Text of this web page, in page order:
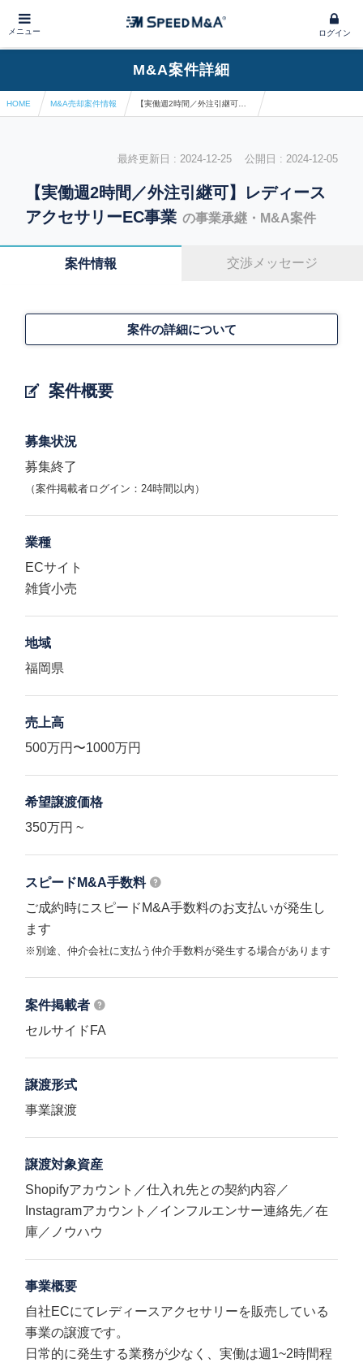
メニュー ログイン
M&A案件詳細
HOME M&A売却案件情報
最終更新日 : 2024-12-25 公開日 : 2024-12-05
【実働週2時間／外注引継可】レディース
アクセサリーEC事業 の事業承継・M&A案件
案件情報 交渉メッセージ
案件概要
案件の詳細について
募集状況
募集終了
（案件掲載者ログイン：24時間以内）
業種
ECサイト
雑貨小売
地域
福岡県
売上高
500万円〜1000万円
希望譲渡価格
350万円 ~
スピードM&A手数料
ご成約時にスピードM&A手数料のお支払いが発生し
ます
※別途、仲介会社に支払う仲介手数料が発生する場合があります
案件掲載者
セルサイドFA
譲渡形式
事業譲渡
譲渡対象資産
Shopifyアカウント／仕入れ先との契約内容／
Instagramアカウント／インフルエンサー連絡先／在
庫／ノウハウ
事業概要
自社ECにてレディースアクセサリーを販売している
事業の譲渡です。
日常的に発生する業務が少なく、実働は週1~2時間程